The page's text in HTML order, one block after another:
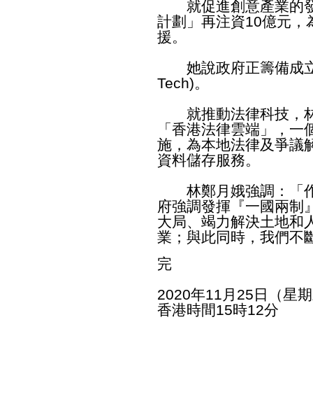
就促進創意產業的發
計劃」再注資10億元，
援。
她說政府正籌備成立
Tech)。
就推動法律科技，林
「香港法律雲端」，
施，為本地法律及爭議
資料儲存服務。
林鄭月娥強調：「作
府強調發揮『一國兩制
大局、竭力解決土地和
業；與此同時，我們不
完
2020年11月25日（星
香港時間15時12分